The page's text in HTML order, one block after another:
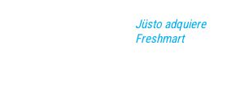
Jüsto adquiere
Freshmart